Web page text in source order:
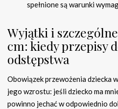
spełnione są warunki
Wyjątki i
cm: kiedy przepisy
odstępstwa
Obowiązek przewożenia dziecka
jego wzrostu: jeśli dziecko ma
powinno jechać w odpowiednio